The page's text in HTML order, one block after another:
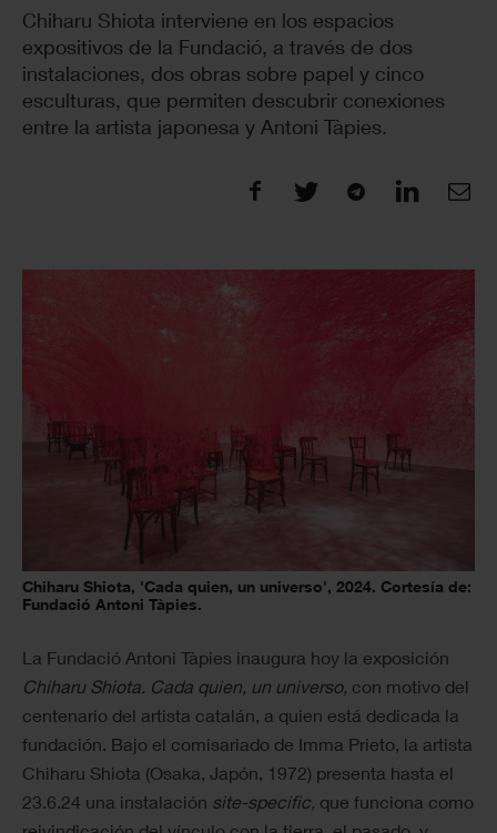
Chiharu Shiota interviene en los espacios
expositivos de la Fundació, a través de dos
instalaciones, dos obras sobre papel y cinco
esculturas, que permiten descubrir conexiones
entre la artista japonesa y Antoni Tàpies.
Chiharu Shiota, 'Cada quien, un universo', 2024. Cortesía de:
Fundació Antoni Tàpies.
La Fundació Antoni Tàpies inaugura hoy la exposición
Chiharu Shiota. Cada quien, un universo, con motivo del
centenario del artista catalán, a quien está dedicada la
fundación. Bajo el comisariado de Imma Prieto, la artista
Chiharu Shiota (Osaka, Japón, 1972) presenta hasta el
23.6.24 una instalación site-specific, que funciona como